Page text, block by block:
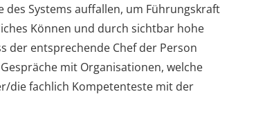
Systems auffallen, um Führungskraft
Können und durch sichtbar hohe
der entsprechende Chef der Person
mit Organisationen, welche
die fachlich Kompetenteste mit der